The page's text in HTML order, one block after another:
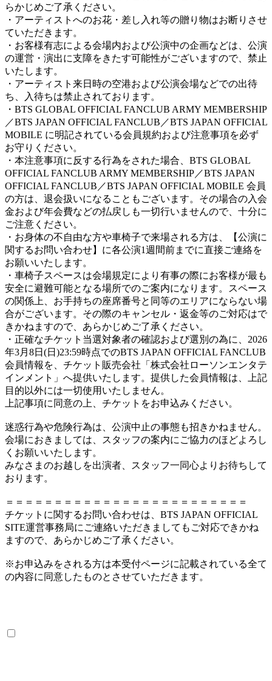
らかじめご了承ください。
・アーティストへのお花・差し入れ等の贈り物はお断りさせ
ていただきます。
・お客様有志による会場内および公演中の企画などは、公演
の運営・演出に支障をきたす可能性がございますので、禁止
いたします。
・アーティスト来日時の空港および公演会場などでの出待
ち、入待ちは禁止されております。
・BTS GLOBAL OFFICIAL FANCLUB ARMY MEMBERSHIP
／BTS JAPAN OFFICIAL FANCLUB／BTS JAPAN OFFICIAL
MOBILE に明記されている会員規約および注意事項を必ず
お守りください。
・本注意事項に反する行為をされた場合、BTS GLOBAL
OFFICIAL FANCLUB ARMY MEMBERSHIP／BTS JAPAN
OFFICIAL FANCLUB／BTS JAPAN OFFICIAL MOBILE 会員
の方は、退会扱いになることもございます。その場合の入会
金および年会費などの払戻しも一切行いませんので、十分に
ご注意ください。
・お身体の不自由な方や車椅子で来場される方は、【公演に
関するお問い合わせ】に各公演1週間前までに直接ご連絡を
お願いいたします。
・車椅子スペースは会場規定により有事の際にお客様が最も
安全に避難可能となる場所でのご案内になります。スペース
の関係上、お手持ちの座席番号と同等のエリアにならない場
合がございます。その際のキャンセル・返金等のご対応はで
きかねますので、あらかじめご了承ください。
・正確なチケット当選対象者の確認および選別の為に、2026
年3月8日(日)23:59時点でのBTS JAPAN OFFICIAL FANCLUB
会員情報を、チケット販売会社「株式会社ローソンエンタテ
インメント」へ提供いたします。提供した会員情報は、上記
目的以外には一切使用いたしません。
上記事項に同意の上、チケットをお申込みください。
迷惑行為や危険行為は、公演中止の事態も招きかねません。
会場におきましては、スタッフの案内にご協力のほどよろし
くお願いいたします。
みなさまのお越しを出演者、スタッフ一同心よりお待ちして
おります。
＝＝＝＝＝＝＝＝＝＝＝＝＝＝＝＝＝＝＝＝＝＝＝＝＝
チケットに関するお問い合わせは、BTS JAPAN OFFICIAL
SITE運営事務局にご連絡いただきましてもご対応できかね
ますので、あらかじめご了承ください。
※お申込みをされる方は本受付ページに記載されている全て
の内容に同意したものとさせていただきます。